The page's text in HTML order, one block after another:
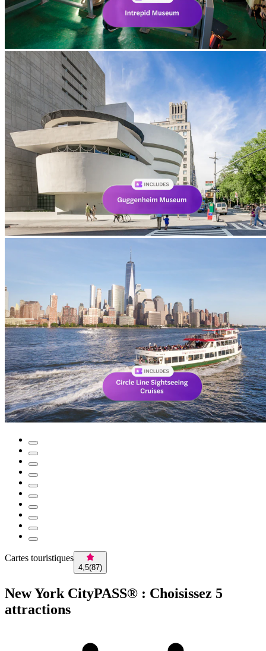
Cartes touristiques
4,5(87)
New York CityPASS® : Choisissez 5
attractions